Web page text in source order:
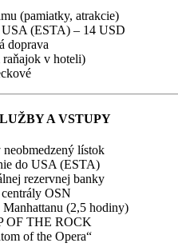
(pamiatky, atrakcie)
(ESTA) – 14 USD
doprava
raňajok v hoteli)
A VSTUPY
lístok
do USA (ESTA)
rezervnej banky
OSN
(2,5 hodiny)
OF THE ROCK
of the Opera“